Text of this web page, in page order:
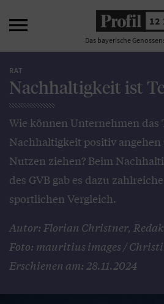
 12
Das bayerische
RAT
Nachhaltigkeit ist
Wie können Unternehmen das
Nachhaltigkeit positiv
Nutzen ziehen? Beim
des GVB gab es dazu
sportlichen Vergleich.
Autor: Florian Christner,
Foto: mauritius images /
Erschienen am: 28.11.2024